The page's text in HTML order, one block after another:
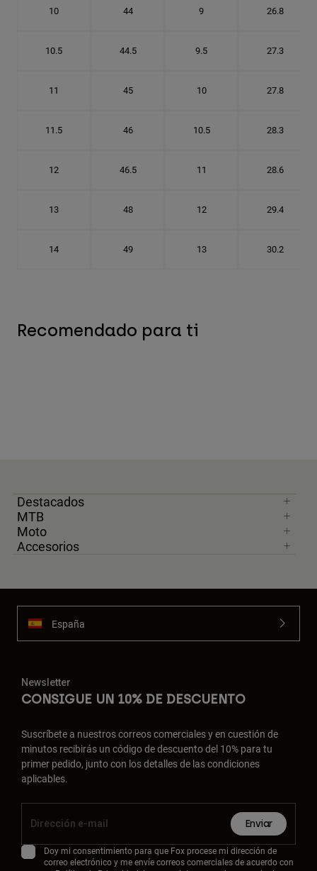
10 44 9 26.8
10.5 44.5 9.5 27.3
11 45 10 27.8
11.5 46 10.5 28.3
12 46.5 11 28.6
13 48 12 29.4
14 49 13 30.2
Recomendado para ti
Destacados
MTB
Moto
Accesorios
España
Newsletter
CONSIGUE UN 10% DE DESCUENTO
Suscríbete a nuestros correos comerciales y en cuestión de
minutos recibirás un código de descuento del 10% para tu
primer pedido, junto con los detalles de las condiciones
aplicables.
Enviar
Doy mi consentimiento para que Fox procese mi dirección de
correo electrónico y me envíe correos comerciales de acuerdo con